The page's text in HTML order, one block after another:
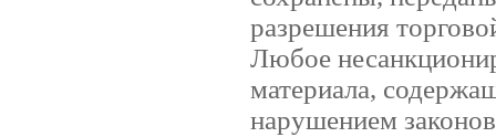
разрешения
Любое
материала,
нарушением